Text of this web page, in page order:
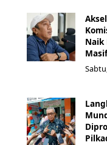
Naik
Masif